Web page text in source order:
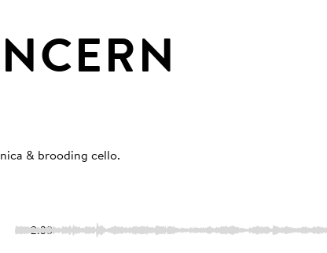
& brooding cello.
2:33